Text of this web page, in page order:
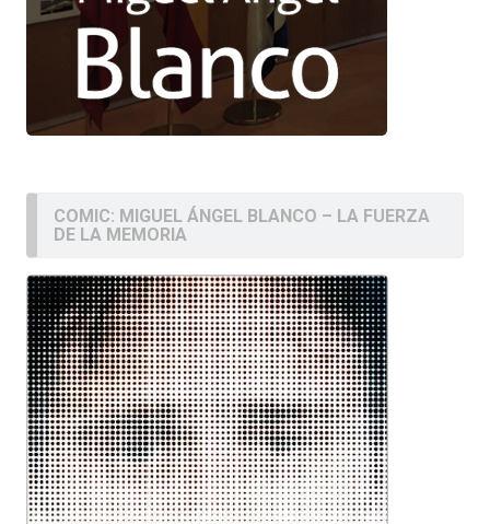
COMIC: MIGUEL ÁNGEL BLANCO – LA FUERZA
DE LA MEMORIA